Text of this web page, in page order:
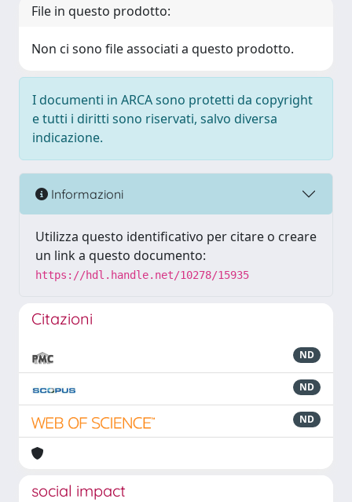
File in questo prodotto:
Non ci sono file associati a questo prodotto.
I documenti in ARCA sono protetti da copyright
e tutti i diritti sono riservati, salvo diversa
indicazione.
Informazioni
Utilizza questo identificativo per citare o creare
un link a questo documento:
https://hdl.handle.net/10278/15935
Citazioni
ND
ND
ND
social impact